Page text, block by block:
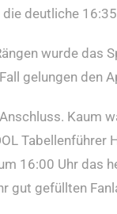
deutliche
wurde
gelungen den
Kaum
16:00 Uhr das
gut gefüllten